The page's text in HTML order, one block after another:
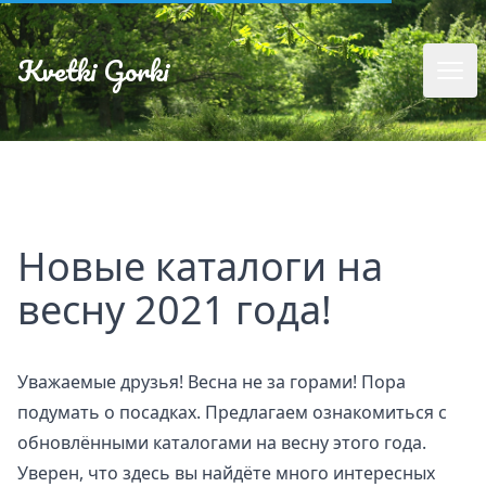
Kvetki Gorki
Новые каталоги на
весну 2021 года!
Уважаемые друзья! Весна не за горами! Пора
подумать о посадках. Предлагаем ознакомиться с
обновлёнными каталогами на весну этого года.
Уверен, что здесь вы найдёте много интересных